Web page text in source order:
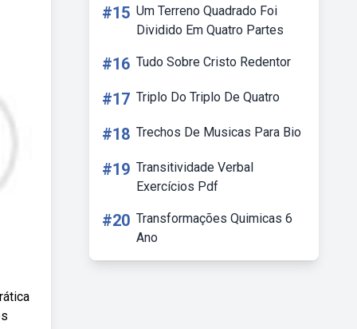
#15 Um Terreno Quadrado Foi
Dividido Em Quatro Partes
#16 Tudo Sobre Cristo Redentor
#17 Triplo Do Triplo De Quatro
#18 Trechos De Musicas Para Bio
#19 Transitividade Verbal
Exercícios Pdf
#20 Transformações Quimicas 6
Ano